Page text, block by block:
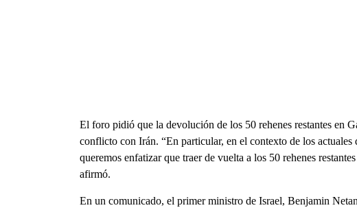
El foro pidió que la devolución de los 50 rehenes restantes en
conflicto con Irán. “En particular, en el contexto de los
queremos enfatizar que traer de vuelta a los 50 rehenes
afirmó.
En un comunicado, el primer ministro de Israel, Benjamin